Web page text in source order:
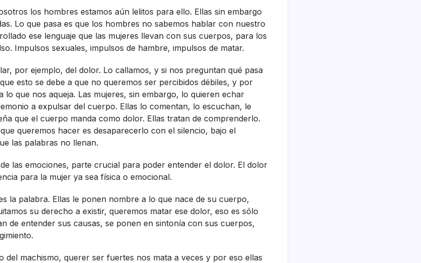
los hombres estamos aún lelitos para ello. Ellas sin embargo
Lo que pasa es que los hombres no sabemos hablar con nuestro
ese lenguaje que las mujeres llevan con sus cuerpos, para los
Impulsos sexuales, impulsos de hambre, impulsos de matar.
por ejemplo, del dolor. Lo callamos, y si nos preguntan qué pasa
esto se debe a que no queremos ser percibidos débiles, y por
lo que nos aqueja. Las mujeres, sin embargo, lo quieren echar
a expulsar del cuerpo. Ellas lo comentan, lo escuchan, le
que el cuerpo manda como dolor. Ellas tratan de comprenderlo.
queremos hacer es desaparecerlo con el silencio, bajo el
las palabras no llenan.
las emociones, parte crucial para poder entender el dolor. El dolor
para la mujer ya sea fí­sica o emocional.
la palabra. Ellas le ponen nombre a lo que nace de su cuerpo,
su derecho a existir, queremos matar ese dolor, eso es sólo
de entender sus causas, se ponen en sintoní­a con sus cuerpos,
del machismo, querer ser fuertes nos mata a veces y por eso ellas